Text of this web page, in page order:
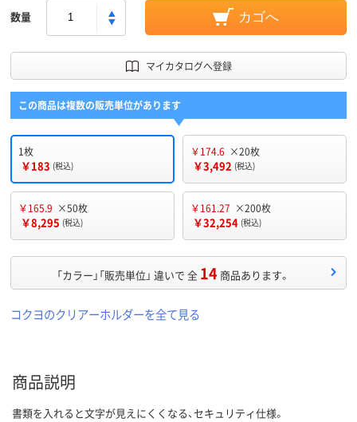
数量 カゴへ
マイカタログへ登録
この商品は複数の販売単位があります
1枚
￥183 (税込)
￥174.6 ×20枚
￥3,492 (税込)
￥165.9 ×50枚
￥8,295 (税込)
￥161.27 ×200枚
￥32,254 (税込)
「カラー」「販売単位」 違いで 全 14 商品あります。
コクヨのクリアーホルダーを全て見る
商品説明
書類を入れると文字が見えにくくなる、セキュリティ仕様。